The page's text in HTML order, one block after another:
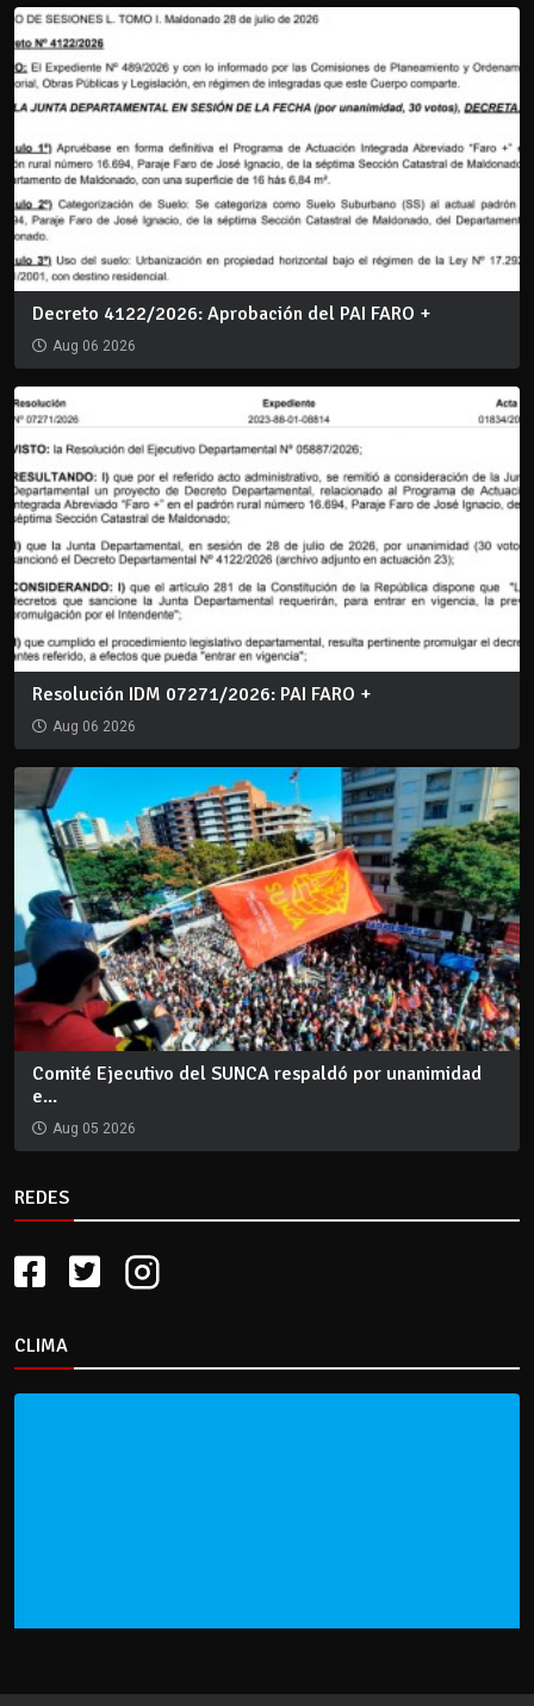
Decreto 4122/2026: Aprobación del PAI FARO +
Aug 06 2026
Resolución IDM 07271/2026: PAI FARO +
Aug 06 2026
Comité Ejecutivo del SUNCA respaldó por unanimidad
e...
Aug 05 2026
REDES
CLIMA